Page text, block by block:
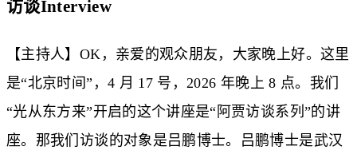
访谈Interview
【主持人】OK，亲爱的观众朋友，大家晚上好。这里
是“北京时间”，4 月 17 号，2026 年晚上 8 点。我们
“光从东方来”开启的这个讲座是“阿贾访谈系列”的讲
座。那我们访谈的对象是吕鹏博士。吕鹏博士是武汉